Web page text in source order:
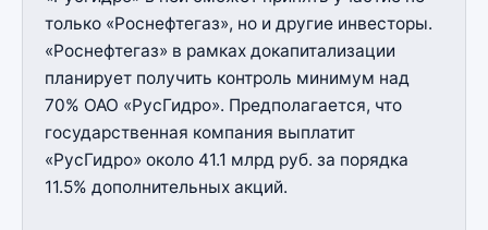
только «Роснефтегаз», но и другие инвесторы.
«Роснефтегаз» в рамках докапитализации
планирует получить контроль минимум над
70% ОАО «РусГидро». Предполагается, что
государственная компания выплатит
«РусГидро» около 41.1 млрд руб. за порядка
11.5% дополнительных акций.